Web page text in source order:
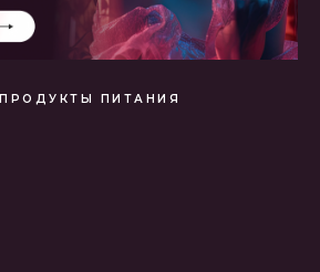
ПРОДУКТЫ ПИТАНИЯ